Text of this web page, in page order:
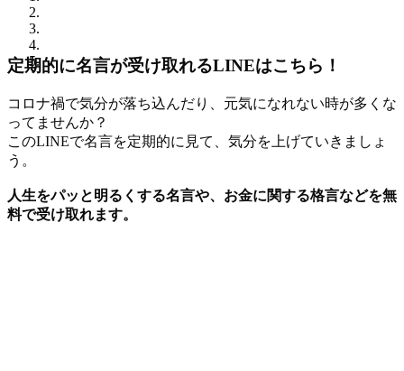
定期的に名言が受け取れるLINEはこちら！
コロナ禍で気分が落ち込んだり、元気になれない時が多くな
ってませんか？
このLINEで名言を定期的に見て、気分を上げていきましょ
う。
人生をパッと明るくする名言や、お金に関する格言などを無
料で受け取れます。